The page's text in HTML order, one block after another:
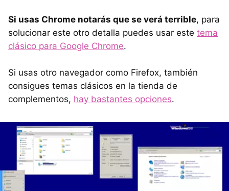
Si usas Chrome notarás que se verá terrible, para
solucionar este otro detalla puedes usar este tema
clásico para Google Chrome.
Si usas otro navegador como Firefox, también
consigues temas clásicos en la tienda de
complementos, hay bastantes opciones.